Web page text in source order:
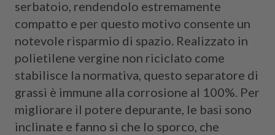
serbatoio, rendendolo estremamente
compatto e per questo motivo consente un
notevole risparmio di spazio. Realizzato in
polietilene vergine non riciclato come
stabilisce la normativa, questo separatore di
grassi è immune alla corrosione al 100%. Per
migliorare il potere depurante, le basi sono
inclinate e fanno sì che lo sporco, che